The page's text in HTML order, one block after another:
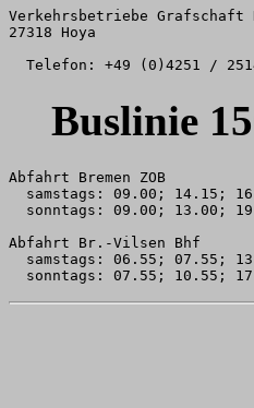
Verkehrsbetriebe Grafschaft
27318 Hoya
Buslinie
Abfahrt Bremen ZOB
samstags: 09.00; 14.15;
sonntags: 09.00; 13.00;
Abfahrt Br.-Vilsen Bhf
samstags: 06.55; 07.55;
sonntags: 07.55; 10.55;